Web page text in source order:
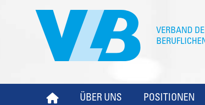
ÜBER UNS POSITIONEN